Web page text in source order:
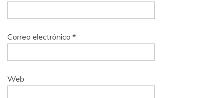
Correo electrónico *
Web